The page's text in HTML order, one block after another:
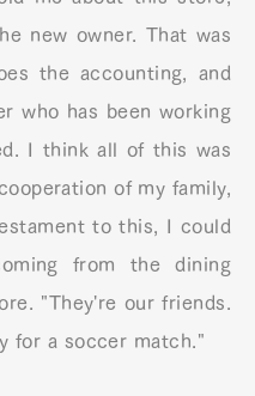
new owner. That was
the accounting, and
who has been working
I think all of this was
of my family,
to this, I could
from the dining
"They're our friends.
for a soccer match."